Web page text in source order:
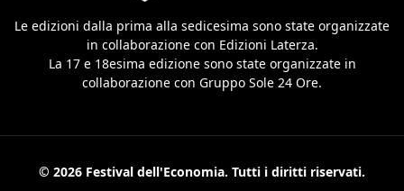
Le edizioni dalla prima alla sedicesima sono state organizzate
in collaborazione con Edizioni Laterza.
La 17 e 18esima edizione sono state organizzate in
collaborazione con Gruppo Sole 24 Ore.
© 2026 Festival dell'Economia. Tutti i diritti riservati.